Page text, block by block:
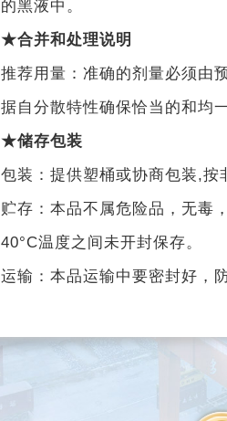
的黑液中。
★合并和处理说明
推荐用量：准确的剂量必须由
据自分散特性确保恰当的和均
★储存包装
包装：提供塑桶或协商包装,按
贮存：本品不属危险品，无毒
40°C温度之间未开封保存。
运输：本品运输中要密封好，